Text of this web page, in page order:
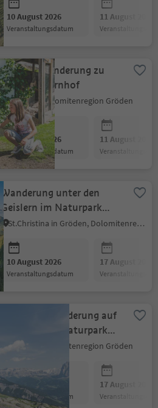
10 August 2026
Veranstaltungsdatum
11 August 2026
Familienwanderung zu
einem Bauernhof
St.Ulrich, Dolomitenregion Gröden
10 August 2026
Veranstaltungsdatum
11 August 2026
Wanderung unter den
Geislern im Naturpark
Puez-Geisler - UNESCO
Welterbe
St.Christina in Gröden, Dolomitenregion Gröden
10 August 2026
Veranstaltungsdatum
17 August 2026
Panoramawanderung auf
Raschötz im Naturpark
Puez-Geisler
St.Ulrich, Dolomitenregion Gröden
10 August 2026
Veranstaltungsdatum
17 August 2026